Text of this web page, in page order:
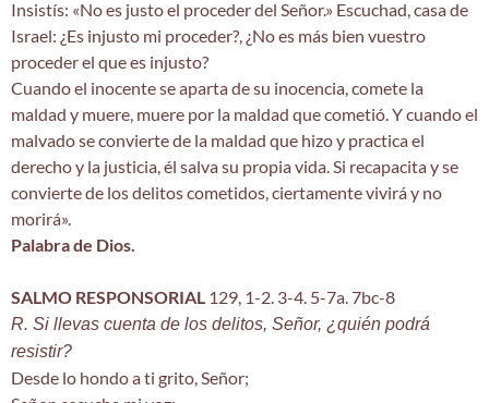
Insistís: «No es justo el proceder del Señor.» Escuchad, casa de
Israel: ¿Es injusto mi proceder?, ¿No es más bien vuestro
proceder el que es injusto?
Cuando el inocente se aparta de su inocencia, comete la
maldad y muere, muere por la maldad que cometió. Y cuando el
malvado se convierte de la maldad que hizo y practica el
derecho y la justicia, él salva su propia vida. Si recapacita y se
convierte de los delitos cometidos, ciertamente vivirá y no
morirá».
Palabra de Dios.
SALMO RESPONSORIAL 129, 1-2. 3-4. 5-7a. 7bc-8
R. Si llevas cuenta de los delitos, Señor, ¿quién podrá
resistir?
Desde lo hondo a ti grito, Señor;